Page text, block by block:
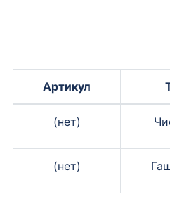
Артикул
(нет)
(нет)